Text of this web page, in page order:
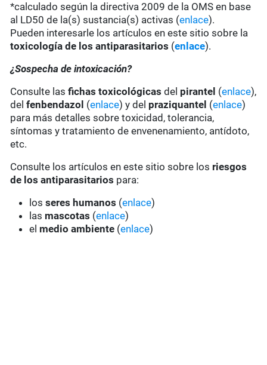
*calculado según la directiva 2009 de la OMS en base
al LD50 de la(s) sustancia(s) activas (enlace).
Pueden interesarle los artículos en este sitio sobre la
toxicología de los antiparasitarios (enlace).
¿Sospecha de intoxicación?
Consulte lasfichas toxicológicas del pirantel (enlace),
delfenbendazol (enlace) y del praziquantel (enlace)
para más detalles sobre toxicidad, tolerancia,
síntomas y tratamiento de envenenamiento, antídoto,
etc.
Consulte los artículos en este sitio sobre los riesgos
de los antiparasitarios para:
losseres humanos (enlace)
las mascotas (enlace)
el medio ambiente (enlace)